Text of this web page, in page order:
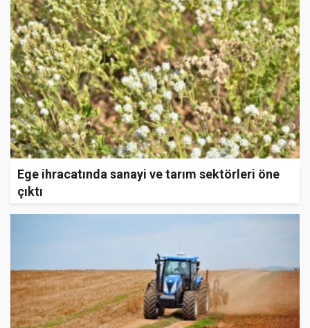
Ege ihracatında sanayi ve tarım sektörleri öne
çıktı